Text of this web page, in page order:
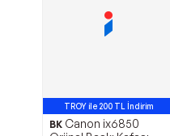
TROY ile 200 TL İndirim
BK Canon ix6850